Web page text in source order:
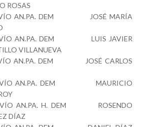
ROSAS
AN.PA. DEM JOSÉ MARÍA
AN.PA. DEM LUIS JAVIER
VILLANUEVA
AN.PA. DEM JOSÉ CARLOS
AN.PA. DEM MAURICIO
AN.PA. H. DEM ROSENDO
DÍAZ